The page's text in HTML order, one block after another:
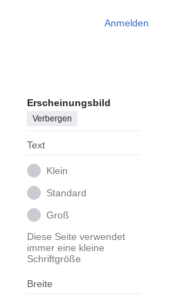
Anmelden
Erscheinungsbild
Verbergen
Text
Klein
Standard
Groß
Diese Seite verwendet
immer eine kleine
Schriftgröße
Breite